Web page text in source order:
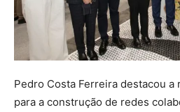
Pedro Costa Ferreira destacou a
para a construção de redes